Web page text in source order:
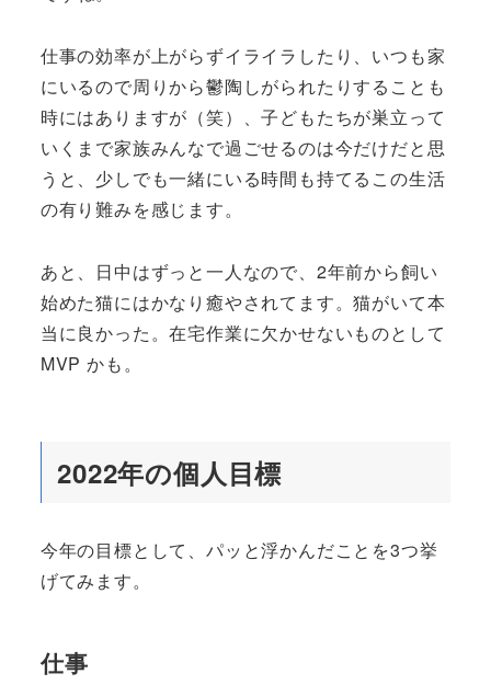
仕事の効率が上がらずイライラしたり、いつも家
にいるので周りから鬱陶しがられたりすることも
時にはありますが（笑）、子どもたちが巣立って
いくまで家族みんなで過ごせるのは今だけだと思
うと、少しでも一緒にいる時間も持てるこの生活
の有り難みを感じます。
あと、日中はずっと一人なので、2年前から飼い
始めた猫にはかなり癒やされてます。猫がいて本
当に良かった。在宅作業に欠かせないものとして
MVP かも。
2022年の個人目標
今年の目標として、パッと浮かんだことを3つ挙
げてみます。
仕事